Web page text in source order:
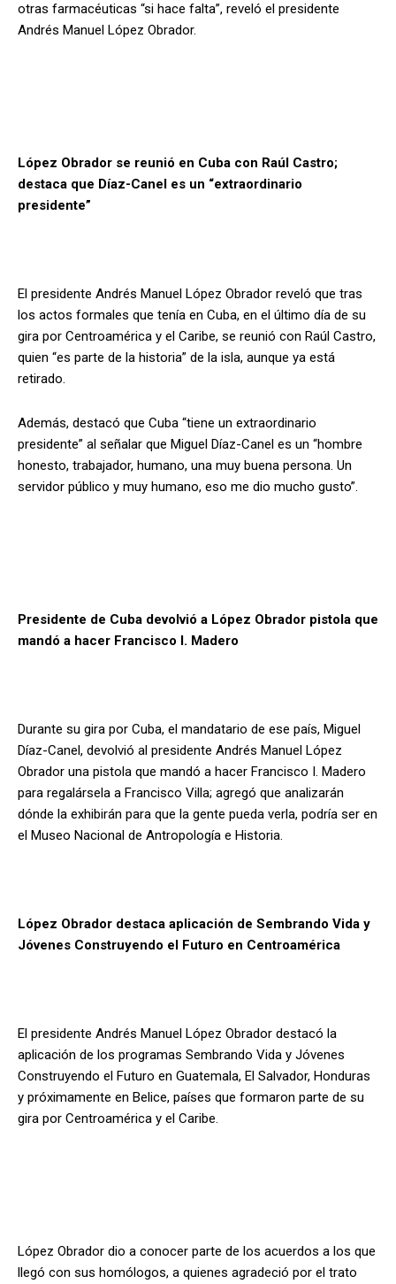
otras farmacéuticas “si hace falta”, reveló el presidente
Andrés Manuel López Obrador.
López Obrador se reunió en Cuba con Raúl Castro;
destaca que Díaz-Canel es un “extraordinario
presidente”
El presidente Andrés Manuel López Obrador reveló que tras
los actos formales que tenía en Cuba, en el último día de su
gira por Centroamérica y el Caribe, se reunió con Raúl Castro,
quien “es parte de la historia” de la isla, aunque ya está
retirado.
Además, destacó que Cuba “tiene un extraordinario
presidente” al señalar que Miguel Díaz-Canel es un “hombre
honesto, trabajador, humano, una muy buena persona. Un
servidor público y muy humano, eso me dio mucho gusto”.
Presidente de Cuba devolvió a López Obrador pistola que
mandó a hacer Francisco I. Madero
Durante su gira por Cuba, el mandatario de ese país, Miguel
Díaz-Canel, devolvió al presidente Andrés Manuel López
Obrador una pistola que mandó a hacer Francisco I. Madero
para regalársela a Francisco Villa; agregó que analizarán
dónde la exhibirán para que la gente pueda verla, podría ser en
el Museo Nacional de Antropología e Historia.
López Obrador destaca aplicación de Sembrando Vida y
Jóvenes Construyendo el Futuro en Centroamérica
El presidente Andrés Manuel López Obrador destacó la
aplicación de los programas Sembrando Vida y Jóvenes
Construyendo el Futuro en Guatemala, El Salvador, Honduras
y próximamente en Belice, países que formaron parte de su
gira por Centroamérica y el Caribe.
López Obrador dio a conocer parte de los acuerdos a los que
llegó con sus homólogos, a quienes agradeció por el trato